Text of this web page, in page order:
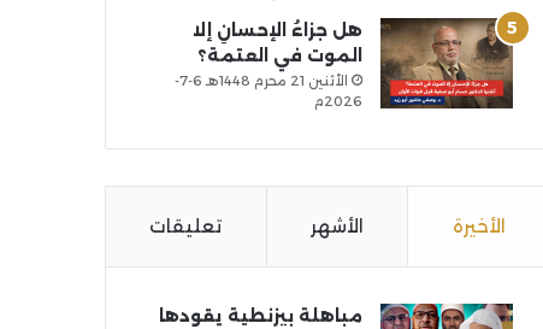
هل جزاءُ الإحسانِ إلا
الموت في العتمة؟
الأثنين 21 محرم 1448هـ 6-7-
2026م
الأخيرة الأشهر تعليقات
مباهلة بيزنطية يقودها